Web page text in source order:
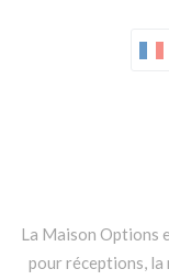
La Maison Options
pour réceptions, la